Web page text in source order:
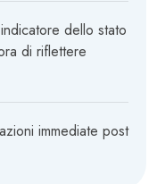
dello stato
di riflettere
immediate post